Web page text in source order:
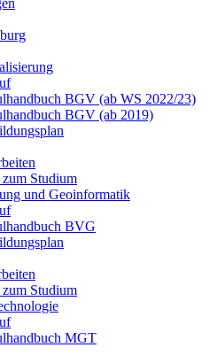
BGV (ab WS 2022/23)
BGV (ab 2019)
Studium
und Geoinformatik
BVG
Studium
MGT